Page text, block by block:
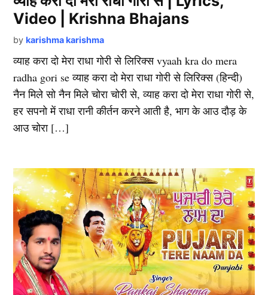
Video | Krishna Bhajans
by karishma karishma
व्याह करा दो मेरा राधा गोरी से लिरिक्स vyaah kra do mera
radha gori se व्याह करा दो मेरा राधा गोरी से लिरिक्स (हिन्दी)
नैन मिले सो नैन मिले चोरा चोरी से, व्याह करा दो मेरा राधा गोरी से,
हर सपनो में राधा रानी कीर्तन करने आती है, भाग के आउ दौड़ के
आउ चोरा […]